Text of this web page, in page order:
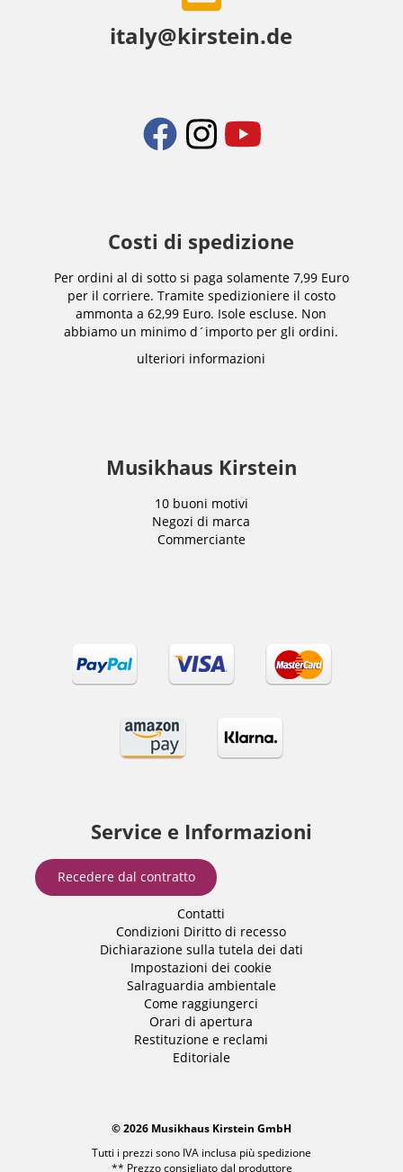
italy@kirstein.de
Costi di spedizione
Per ordini al di sotto si paga solamente 7,99 Euro
per il corriere. Tramite spedizioniere il costo
ammonta a 62,99 Euro. Isole escluse. Non
abbiamo un minimo d´importo per gli ordini.
ulteriori informazioni
Musikhaus Kirstein
10 buoni motivi
Negozi di marca
Commerciante
Service e Informazioni
Recedere dal contratto
Contatti
Condizioni Diritto di recesso
Dichiarazione sulla tutela dei dati
Impostazioni dei cookie
Salraguardia ambientale
Come raggiungerci
Orari di apertura
Restituzione e reclami
Editoriale
© 2026 Musikhaus Kirstein GmbH
Tutti i prezzi sono IVA inclusa piùspedizione
** Prezzo consigliato dal produttore